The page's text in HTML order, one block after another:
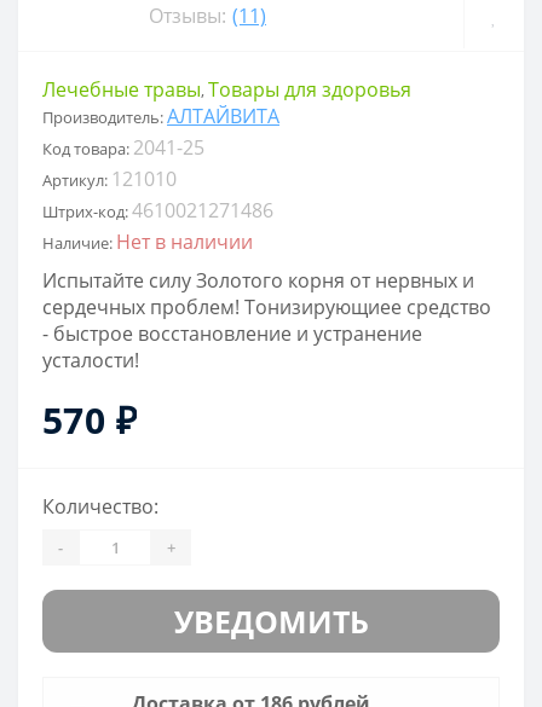
Отзывы: (11)
Лечебные травы,Товары для здоровья
Производитель:АЛТАЙВИТА
Код товара: 2041-25
Артикул: 121010
Штрих-код:4610021271486
Наличие: Нет в наличии
Испытайте силу Золотого корня от нервных и
сердечных проблем! Тонизирующиее средство
- быстрое восстановление и устранение
усталости!
570 ₽
Количество:
- +
УВЕДОМИТЬ